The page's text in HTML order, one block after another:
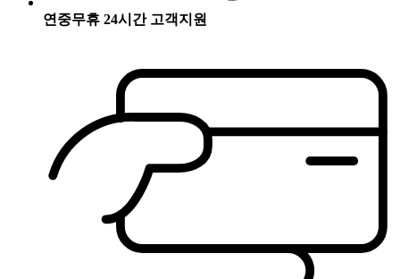
연중무휴 24시간 고객지원